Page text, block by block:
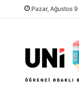
Pazar, Ağustos 9